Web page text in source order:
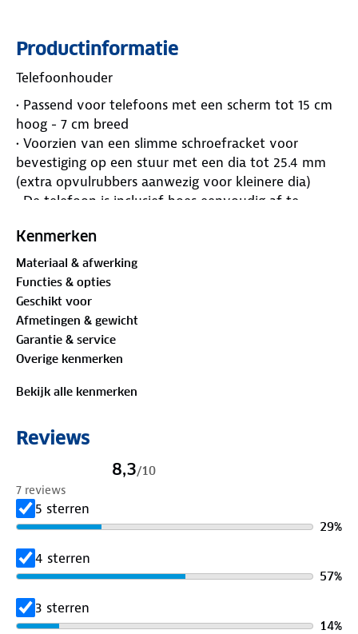
Productinformatie
Telefoonhouder
• Passend voor telefoons met een scherm tot 15 cm
hoog - 7 cm breed
• Voorzien van een slimme schroefracket voor
bevestiging op een stuur met een dia tot 25.4 mm
(extra opvulrubbers aanwezig voor kleinere dia)
• De telefoon is inclusief hoes eenvoudig af te
• De hoes is horizontaal of verticaal te draaien
• Beschermt tegen regen en spatwater
• Slimme sluiting met klittenband
• De telefoon kan in de hoes gebruikt worden
• Er is geen speciale opening voor de speaker
• Aansluiting van oordopjes via de opening is
mogelijk
XL
Check goed of alles correct vast zit alvorens u gaat
fietsen! (met name dat de hoes goed vastklikt in de
‘Met deze houder kan je je telefoon handsfree
gebruiken voor navigatie. Rij veilig, rij MONO.’
Kenmerken
Materiaal & afwerking
Functies & opties
Geschikt voor
Afmetingen & gewicht
Garantie & service
Overige kenmerken
Bekijk alle kenmerken
Reviews
8,3/10
7 reviews
5 sterren
29%
4 sterren
57%
3 sterren
14%